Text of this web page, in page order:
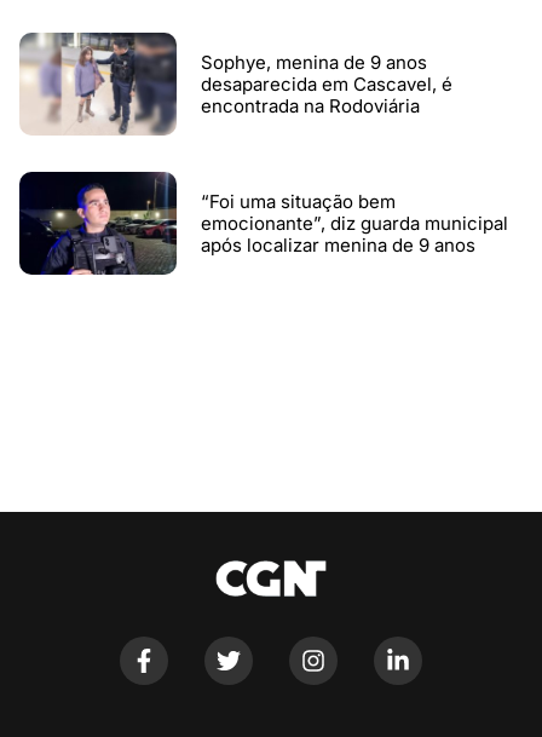
Sophye, menina de 9 anos
desaparecida em Cascavel, é
encontrada na Rodoviária
“Foi uma situação bem
emocionante”, diz guarda municipal
após localizar menina de 9 anos